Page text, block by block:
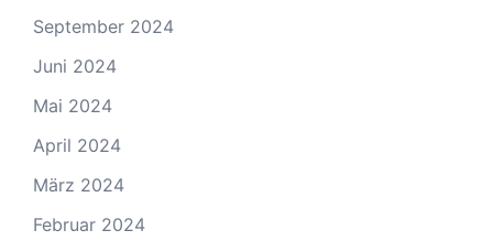
September 2024
Juni 2024
Mai 2024
April 2024
März 2024
Februar 2024